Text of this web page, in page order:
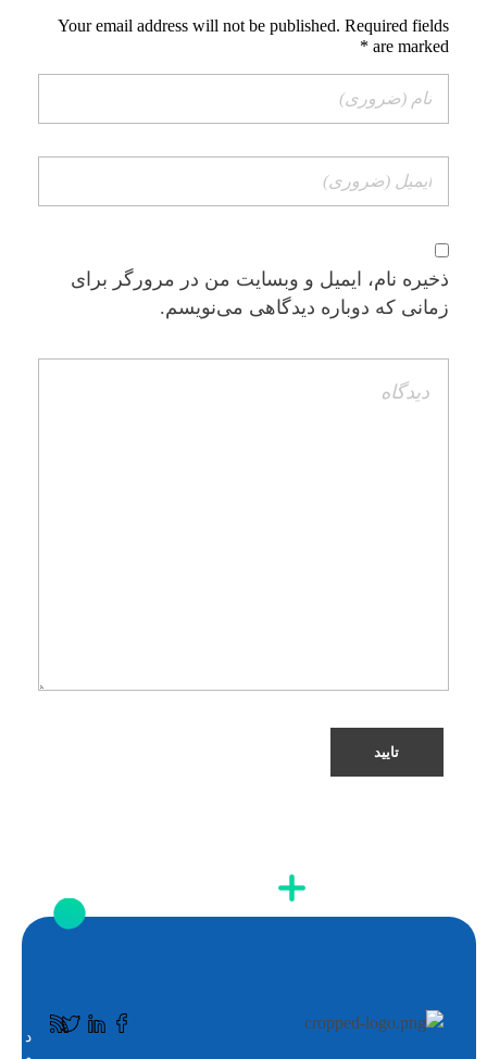
Your email address will not be published. Required fields
are marked *
ذخیره نام، ایمیل و وبسایت من در مرورگر برای
زمانی که دوباره دیدگاهی می‌نویسم.
د